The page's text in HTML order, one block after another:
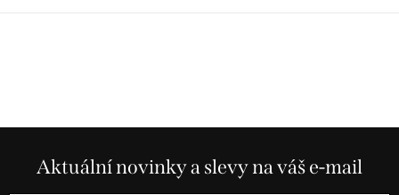
Aktuální novinky a slevy na váš e-mail